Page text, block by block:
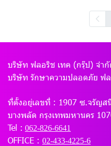
บริษัท ฟลอริช เทค (กรุ๊ป) จำ
บริษัท รักษาความปลอดภัย ฟ
ที่ตั้งอยู่เลขที่ : 1907 ซ.จรัญส
บางพลัด กรุงเทพมหานคร
Tel : 062-826-6641
OFFICE : 02-433-4225-6